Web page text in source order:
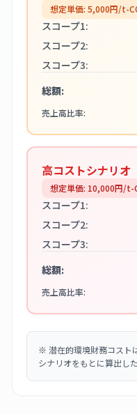
想定単価: 5,000円/t-
スコープ1:
スコープ2:
スコープ3:
総額:
売上高比率:
高コストシナリオ
想定単価: 10,000円/t-
スコープ1:
スコープ2:
スコープ3:
総額:
売上高比率:
※ 潜在的環境財務コスト
シナリオをもとに算出し